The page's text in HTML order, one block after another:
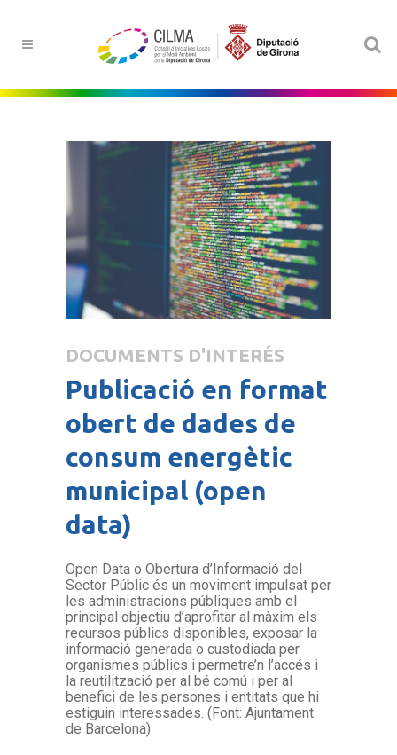
DOCUMENTS D'INTERÉS
Publicació en format
obert de dades de
consum energètic
municipal (open
data)
Open Data o Obertura d’Informació del
Sector Públic és un moviment impulsat per
les administracions públiques amb el
principal objectiu d’aprofitar al màxim els
recursos públics disponibles, exposar la
informació generada o custodiada per
organismes públics i permetre’n l’accés i
la reutilització per al bé comú i per al
benefici de les persones i entitats que hi
estiguin interessades. (Font: Ajuntament
de Barcelona)